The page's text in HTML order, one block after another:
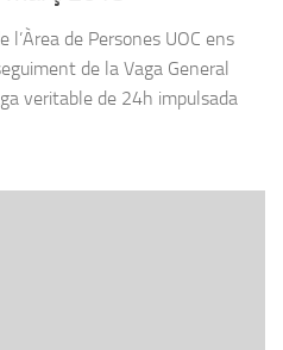
l’Àrea de Persones UOC ens
de la Vaga General
veritable de 24h impulsada